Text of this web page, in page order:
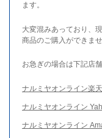
ます。
大変混みあっており、
商品のご購入ができませ
お急ぎの場合は下記店
ナルミヤオンライン楽
ナルミヤオンライン
ナルミヤオンライン